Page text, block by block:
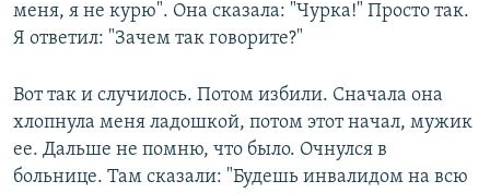
меня, я не курю". Она сказала: "Чурка!" Просто так.
Я ответил: "Зачем так говорите?"
Вот так и случилось. Потом избили. Сначала она
хлопнула меня ладошкой, потом этот начал, мужик
ее. Дальше не помню, что было. Очнулся в
больнице. Там сказали: "Будешь инвалидом на всю